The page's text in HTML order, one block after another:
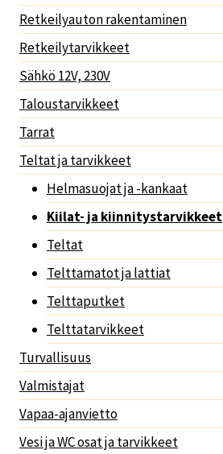
Retkeilyauton rakentaminen
Retkeilytarvikkeet
Sähkö 12V, 230V
Taloustarvikkeet
Tarrat
Teltat ja tarvikkeet
Helmasuojat ja -kankaat
Kiilat- ja kiinnitystarvikkeet
Teltat
Telttamatot ja lattiat
Telttaputket
Telttatarvikkeet
Turvallisuus
Valmistajat
Vapaa-ajanvietto
Vesi ja WC osat ja tarvikkeet